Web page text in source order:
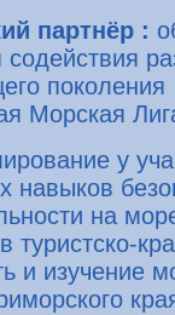
партнёр :
содействия
поколения
Морская
у
навыков
на
туристско-
и изучение